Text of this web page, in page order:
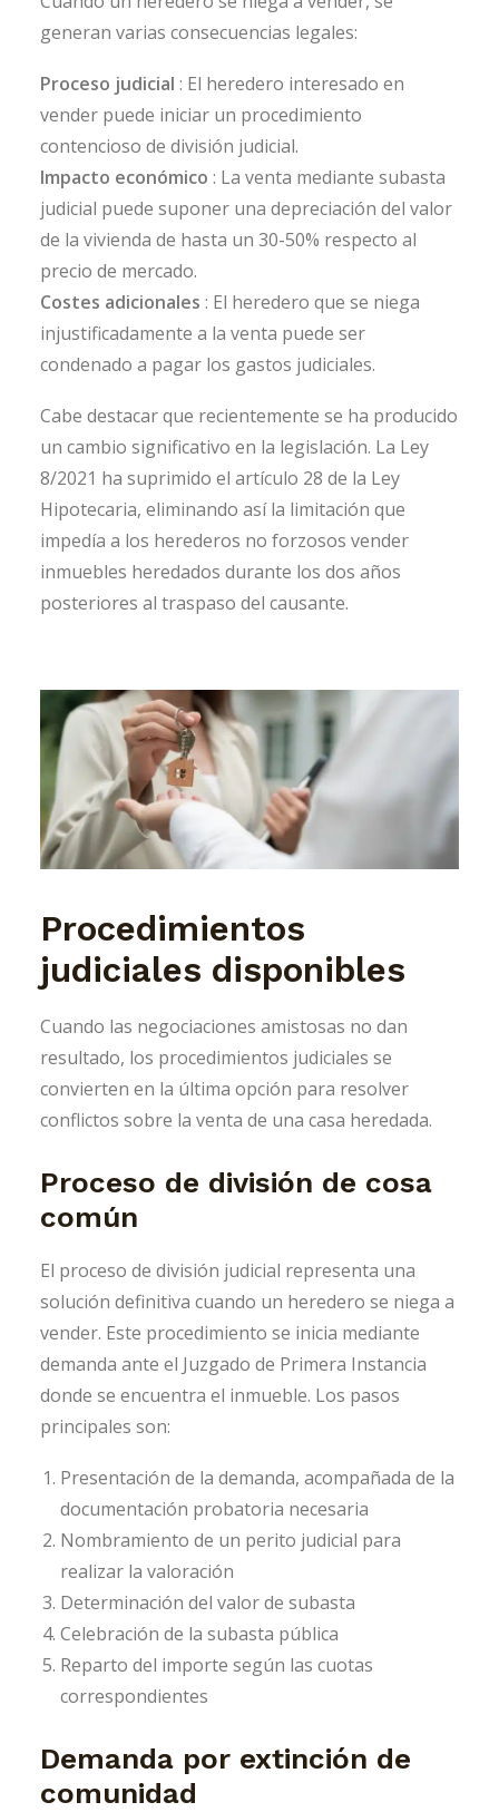
generan varias consecuencias legales:
Proceso judicial : El heredero interesado en
vender puede iniciar un procedimiento
contencioso de división judicial.
Impacto económico : La venta mediante subasta
judicial puede suponer una depreciación del valor
de la vivienda de hasta un 30-50% respecto al
precio de mercado.
Costes adicionales : El heredero que se niega
injustificadamente a la venta puede ser
condenado a pagar los gastos judiciales.
Cabe destacar que recientemente se ha producido
un cambio significativo en la legislación. La Ley
8/2021 ha suprimido el artículo 28 de la Ley
Hipotecaria, eliminando así la limitación que
impedía a los herederos no forzosos vender
inmuebles heredados durante los dos años
posteriores al traspaso del causante.
Procedimientos
judiciales disponibles
Cuando las negociaciones amistosas no dan
resultado, los procedimientos judiciales se
convierten en la última opción para resolver
conflictos sobre la venta de una casa heredada.
Proceso de división de cosa
común
El proceso de división judicial representa una
solución definitiva cuando un heredero se niega a
vender. Este procedimiento se inicia mediante
demanda ante el Juzgado de Primera Instancia
donde se encuentra el inmueble. Los pasos
principales son:
Presentación de la demanda, acompañada de la
documentación probatoria necesaria
Nombramiento de un perito judicial para
realizar la valoración
Determinación del valor de subasta
Celebración de la subasta pública
Reparto del importe según las cuotas
correspondientes
Demanda por extinción de
comunidad